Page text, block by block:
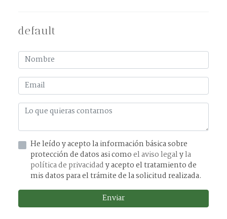
default
He leído y acepto la información básica sobre
protección de datos asi comoel aviso legalyla
política de privacidady acepto el tratamiento de
mis datos para el trámite de la solicitud realizada.
Enviar